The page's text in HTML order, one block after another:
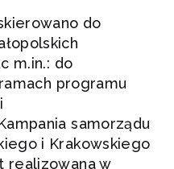
do
m.in.: do
programu
samorządu
i Krakowskiego
realizowana w